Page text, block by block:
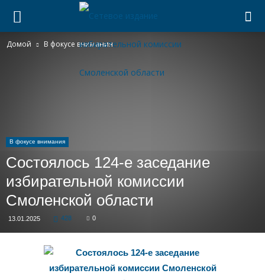
Домой В фокусе внимания
В фокусе внимания
Состоялось 124-е заседание
избирательной комиссии
Смоленской области
13.01.2025 428 0